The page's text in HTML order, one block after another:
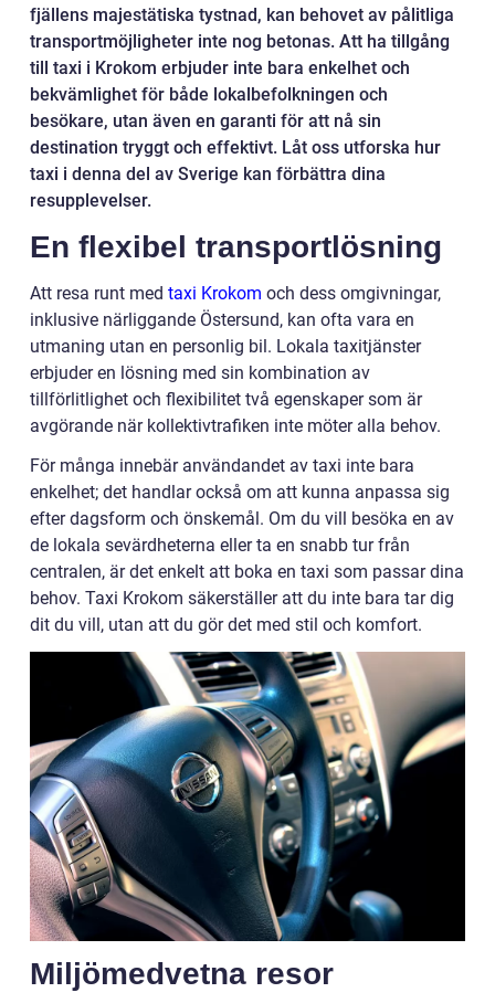
fjällens majestätiska tystnad, kan behovet av pålitliga
transportmöjligheter inte nog betonas. Att ha tillgång
till taxi i Krokom erbjuder inte bara enkelhet och
bekvämlighet för både lokalbefolkningen och
besökare, utan även en garanti för att nå sin
destination tryggt och effektivt. Låt oss utforska hur
taxi i denna del av Sverige kan förbättra dina
resupplevelser.
En flexibel transportlösning
Att resa runt med taxi Krokom och dess omgivningar,
inklusive närliggande Östersund, kan ofta vara en
utmaning utan en personlig bil. Lokala taxitjänster
erbjuder en lösning med sin kombination av
tillförlitlighet och flexibilitet två egenskaper som är
avgörande när kollektivtrafiken inte möter alla behov.
För många innebär användandet av taxi inte bara
enkelhet; det handlar också om att kunna anpassa sig
efter dagsform och önskemål. Om du vill besöka en av
de lokala sevärdheterna eller ta en snabb tur från
centralen, är det enkelt att boka en taxi som passar dina
behov. Taxi Krokom säkerställer att du inte bara tar dig
dit du vill, utan att du gör det med stil och komfort.
Miljömedvetna resor